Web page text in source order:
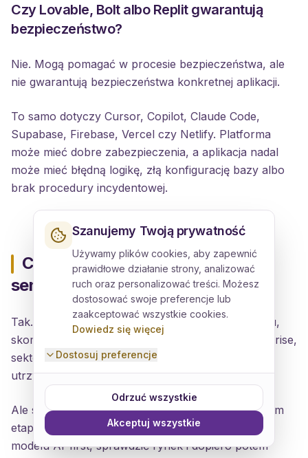
Czy Lovable, Bolt albo Replit gwarantują
bezpieczeństwo?
Nie. Mogą pomagać w procesie bezpieczeństwa, ale
nie gwarantują bezpieczeństwa konkretnej aplikacji.
To samo dotyczy Cursor, Copilot, Claude Code,
Supabase, Firebase, Vercel czy Netlify. Platforma
może mieć dobre zabezpieczenia, a aplikacja nadal
może mieć błędną logikę, złą konfigurację bazy albo
brak procedury incydentowej.
Czy software house ma jeszcze
sens?
Tak. Szczególnie przy dużej skali, wysokim ryzyku,
skomplikowanej architekturze, integracjach enterprise,
sektorach regulowanych i długoterminowym
utrzymaniu.
Ale software house nie zawsze musi być pierwszym
etapem. Czasem rozsądniej jest zbudować MVP w
modelu AI-first, sprawdzić rynek i dopiero potem
Szanujemy Twoją prywatność
Używamy plików cookies, aby zapewnić
prawidłowe działanie strony, analizować
ruch oraz personalizować treści. Możesz
dostosować swoje preferencje lub
zaakceptować wszystkie cookies.
Dowiedz się więcej
Dostosuj preferencje
Odrzuć wszystkie
Akceptuj wszystkie